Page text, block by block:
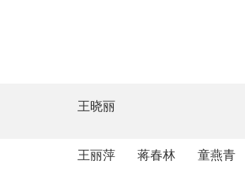
王晓丽
王丽萍 蒋春林 童燕